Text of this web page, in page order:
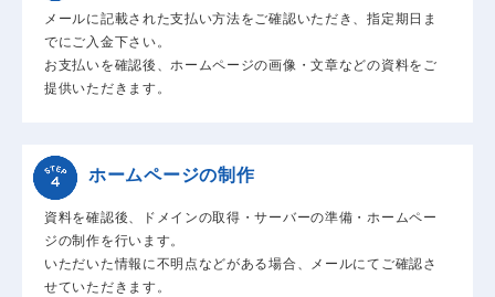
メールに記載された支払い方法をご確認いただき、指定期日ま
でにご入金下さい。
お支払いを確認後、ホームページの画像・文章などの資料をご
提供いただきます。
ホームページの制作
資料を確認後、ドメインの取得・サーバーの準備・ホームペー
ジの制作を行います。
いただいた情報に不明点などがある場合、メールにてご確認さ
せていただきます。